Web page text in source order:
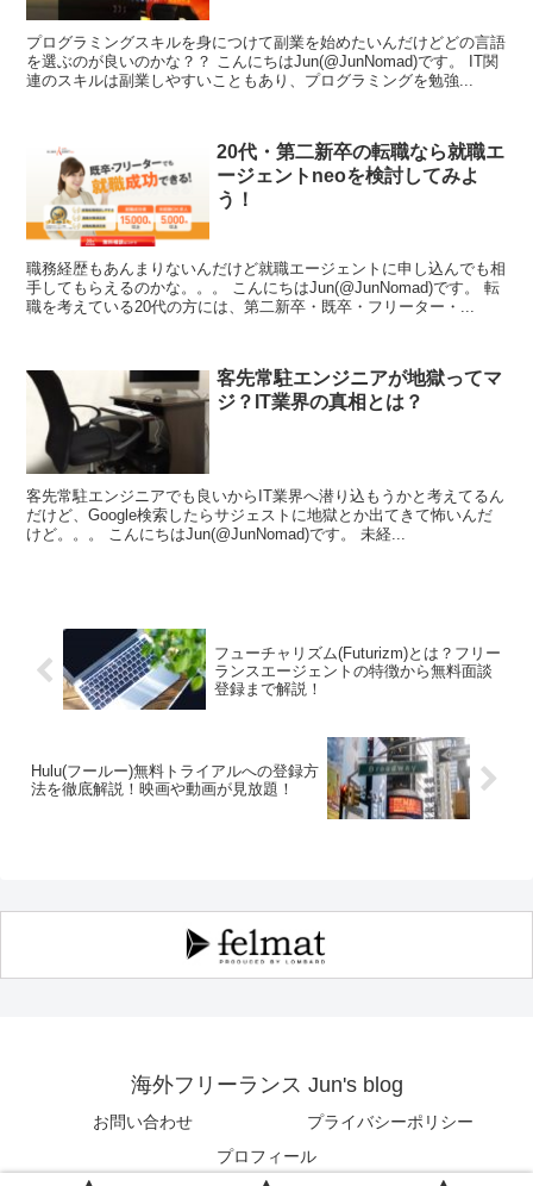
プログラミングスキルを身につけて副業を始めたいんだけどどの言語
を選ぶのが良いのかな？？ こんにちはJun(@JunNomad)です。 IT関
連のスキルは副業しやすいこともあり、プログラミングを勉強...
20代・第二新卒の転職なら就職エ
ージェントneoを検討してみよ
う！
職務経歴もあんまりないんだけど就職エージェントに申し込んでも相
手してもらえるのかな。。。 こんにちはJun(@JunNomad)です。 転
職を考えている20代の方には、第二新卒・既卒・フリーター・...
客先常駐エンジニアが地獄ってマ
ジ？IT業界の真相とは？
客先常駐エンジニアでも良いからIT業界へ潜り込もうかと考えてるん
だけど、Google検索したらサジェストに地獄とか出てきて怖いんだ
けど。。。 こんにちはJun(@JunNomad)です。 未経...
フューチャリズム(Futurizm)とは？フリー
ランスエージェントの特徴から無料面談
登録まで解説！
Hulu(フールー)無料トライアルへの登録方
法を徹底解説！映画や動画が見放題！
海外フリーランス Jun's blog
お問い合わせ
プライバシーポリシー
プロフィール